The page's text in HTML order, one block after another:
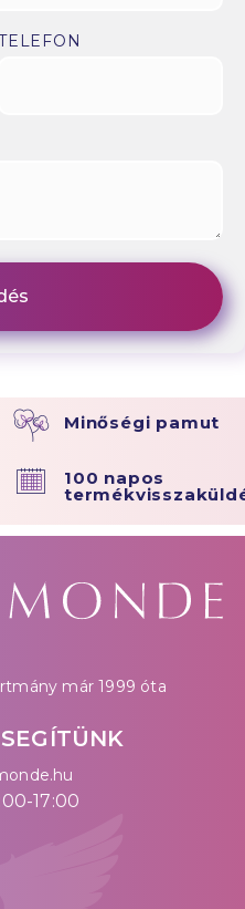
Minőségi pamut
100 napos
már 1999 óta
17:00